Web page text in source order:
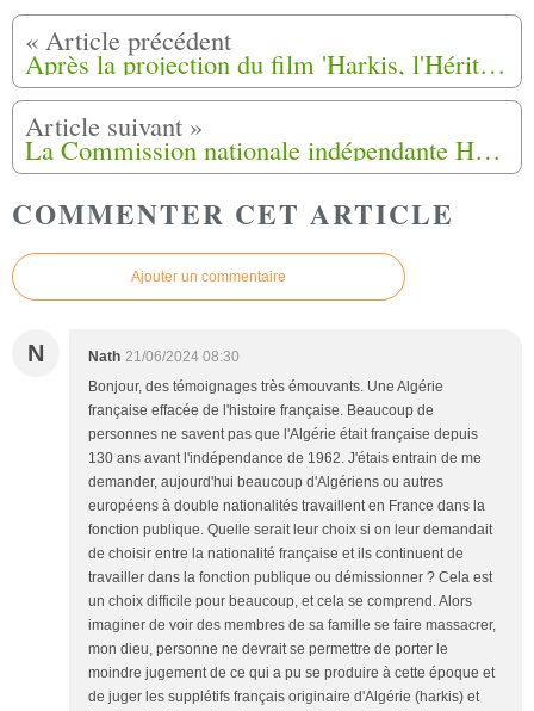
Après la projection du film 'Harkis, l'Héritage' du 11 juin 2024 à Castillon-la-Bataille (33)
La Commission nationale indépendante Harkis (CNIH) valide les indemnisations du 20 juin 2024
COMMENTER CET ARTICLE
Ajouter un commentaire
N Nath 21/06/2024 08:30
Bonjour, des témoignages très émouvants. Une Algérie
française effacée de l'histoire française. Beaucoup de
personnes ne savent pas que l'Algérie était française depuis
130 ans avant l'indépendance de 1962. J'étais entrain de me
demander, aujourd'hui beaucoup d'Algériens ou autres
européens à double nationalités travaillent en France dans la
fonction publique. Quelle serait leur choix si on leur demandait
de choisir entre la nationalité française et ils continuent de
travailler dans la fonction publique ou démissionner ? Cela est
un choix difficile pour beaucoup, et cela se comprend. Alors
imaginer de voir des membres de sa famille se faire massacrer,
mon dieu, personne ne devrait se permettre de porter le
moindre jugement de ce qui a pu se produire à cette époque et
de juger les supplétifs français originaire d'Algérie (harkis) et